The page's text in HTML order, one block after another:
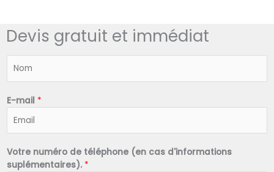
Devis gratuit et immédiat
*
E-mail *
Votre numéro de téléphone (en cas d'informations
suplémentaires). *